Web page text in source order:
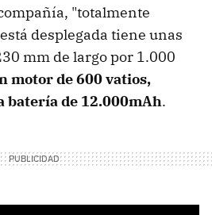
"totalmente
desplegada tiene unas
mm de largo por 1.000
motor de 600 vatios,
batería de 12.000mAh.